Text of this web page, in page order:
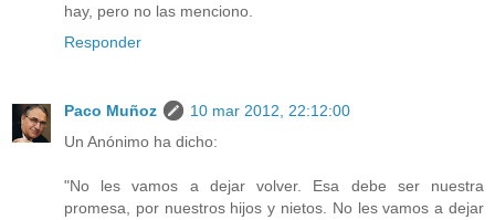
hay, pero no las menciono.
Responder
Paco Muñoz
10 mar 2012, 22:12:00
Un Anónimo ha dicho:
"No les vamos a dejar volver. Esa debe ser nuestra
promesa, por nuestros hijos y nietos. No les vamos a dejar